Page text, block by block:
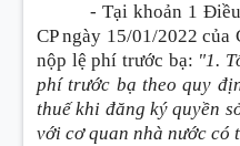
- Tại khoản 1
CP ngày 15/01/2022
nộp lệ phí trước bạ: "1.
phí trước bạ theo quy
thuế khi đăng ký quyền
với cơ quan nhà nước có